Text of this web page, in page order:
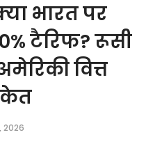
भारत पर
टैरिफ? रूसी
वित्त
2026